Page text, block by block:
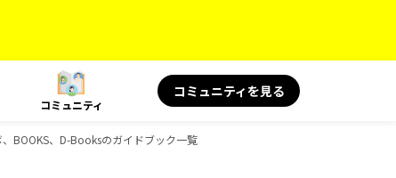
コミュニティ
コミュニティを見る
BOOKS、D-Booksのガイドブック一覧